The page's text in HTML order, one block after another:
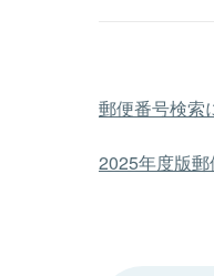
郵便番号検索
2025年度版